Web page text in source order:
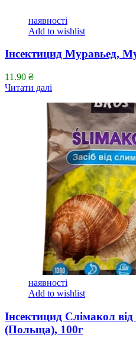
наявності
Add to wishlist
Інсектицид Муравьед,
11.90 ₴
Читати далі
наявності
Add to wishlist
Інсектицид Слімакол
(Польща), 100г